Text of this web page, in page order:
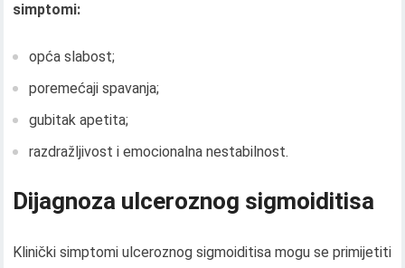
simptomi:
opća slabost;
poremećaji spavanja;
gubitak apetita;
razdražljivost i emocionalna nestabilnost.
Dijagnoza ulceroznog sigmoiditisa
Klinički simptomi ulceroznog sigmoiditisa mogu se primijetiti